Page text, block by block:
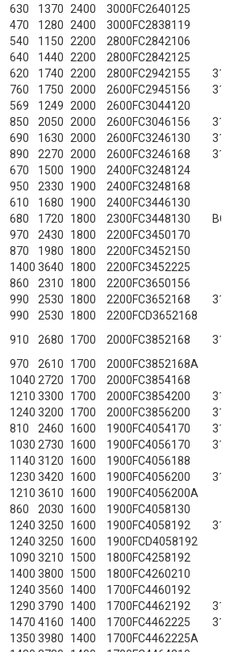
630 1370 2400 3000FC2640125
470 1280 2400 3000FC2838119
540 1150 2200 2800FC2842106
640 1440 2200 2800FC2842125
620 1740 2200 2800FC2942155
760 1750 2000 2600FC2945156
569 1249 2000 2600FC3044120
850 2050 2000 2600FC3046156
690 1630 2000 2600FC3246130
890 2270 2000 2600FC3246168
670 1500 1900 2400FC3248124
950 2330 1900 2400FC3248168
610 1680 1900 2400FC3446130
680 1720 1800 2300FC3448130
970 2430 1800 2200FC3450170
870 1980 1800 2200FC3452150
1400 3640 1800 2200FC3452225
860 2310 1800 2200FC3650156
990 2530 1800 2200FC3652168
990 2530 1800 2200FCD3652168
910 2680 1700 2000FC3852168
970 2610 1700 2000FC3852168A
1040 2720 1700 2000FC3854168
1210 3300 1700 2000FC3854200
1240 3200 1700 2000FC3856200
810 2460 1600 1900FC4054170
1030 2730 1600 1900FC4056170
1140 3120 1600 1900FC4056188
1230 3420 1600 1900FC4056200
1210 3610 1600 1900FC4056200A
860 2030 1600 1900FC4058130
1240 3250 1600 1900FC4058192
1240 3250 1600 1900FCD4058192
1090 3210 1500 1800FC4258192
1400 3800 1500 1800FC4260210
1240 3560 1400 1700FC4460192
1290 3790 1400 1700FC4462192
1470 4160 1400 1700FC4462225
1350 3980 1400 1700FC4462225A